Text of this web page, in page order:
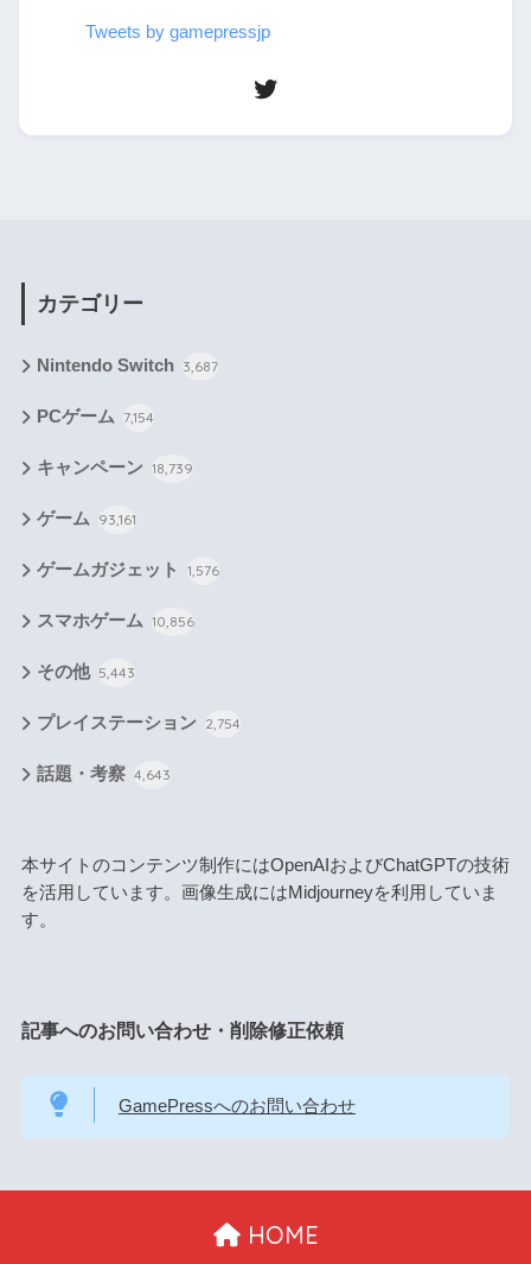
Tweets by gamepressjp
カテゴリー
Nintendo Switch 3,687
PCゲーム 7,154
キャンペーン 18,739
ゲーム 93,161
ゲームガジェット 1,576
スマホゲーム 10,856
その他 5,443
プレイステーション 2,754
話題・考察 4,643
本サイトのコンテンツ制作にはOpenAIおよびChatGPTの技術
を活用しています。画像生成にはMidjourneyを利用していま
す。
記事へのお問い合わせ・削除修正依頼
GamePressへのお問い合わせ
HOME